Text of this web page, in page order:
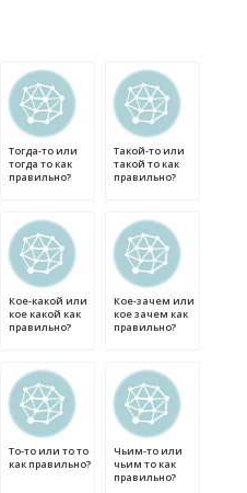
Тогда-то или
тогда то как
правильно?
Такой-то или
такой то как
правильно?
Кое-какой или
кое какой как
правильно?
Кое-зачем или
кое зачем как
правильно?
То-то или то то
как правильно?
Чьим-то или
чьим то как
правильно?